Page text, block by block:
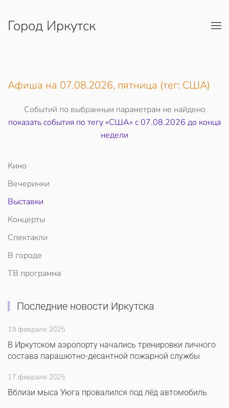
Перейти к содержимому
Город Иркутск
Афиша на 07.08.2026, пятница (тег: США)
Событий по выбранным параметрам не найдено
показать события по тегу «США» c 07.08.2026 до конца
недели
Кино
Вечеринки
Выставки
Концерты
Спектакли
В городе
ТВ программа
Последние новости Иркутска
19 февраля 2025
В Иркутском аэропорту начались тренировки личного
состава парашютно-десантной пожарной службы
17 февраля 2025
Вблизи мыса Уюга провалился под лёд автомобиль.